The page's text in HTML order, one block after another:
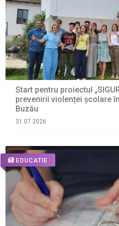
Start pentru proiectul
prevenirii violenței școlare
Buzău
31.07.2026
EDUCATIE